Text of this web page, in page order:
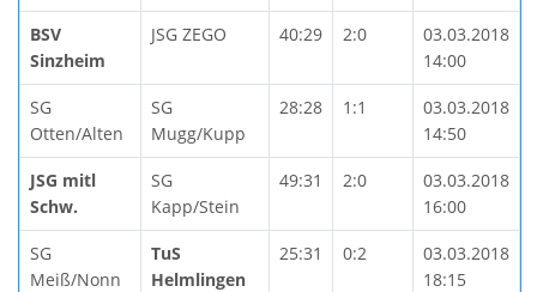
BSV
Sinzheim
JSG ZEGO 40:29 2:0
03.03.2018
14:00
SG
Otten/Alten
SG
Mugg/Kupp
28:28 1:1
03.03.2018
14:50
JSG mitl
Schw.
SG
Kapp/Stein
49:31 2:0
03.03.2018
16:00
SG
Meiß/Nonn
TuS
Helmlingen
25:31 0:2
03.03.2018
18:15